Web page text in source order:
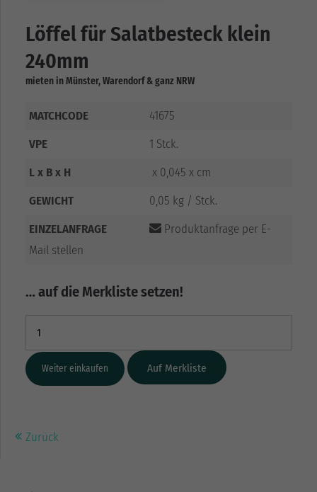
Löffel für Salatbesteck klein
240mm
mieten in Münster, Warendorf & ganz NRW
MATCHCODE
41675
VPE
1 Stck.
L x B x H
x 0,045 x cm
GEWICHT
0,05 kg / Stck.
EINZELANFRAGE
Produktanfrage per E-
Mail stellen
… auf die Merkliste setzen!
Weiter einkaufen
Zurück